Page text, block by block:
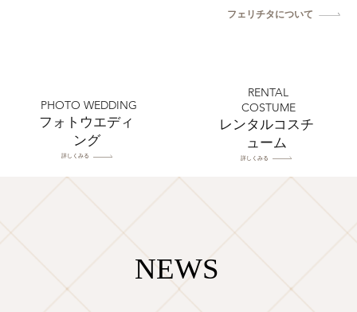
フェリチタについて
PHOTO WEDDING
​フォトウエディ
ング
詳しくみる
RENTAL
COSTUME
​レンタルコスチ
ューム
詳しくみる
NEWS
NEWS